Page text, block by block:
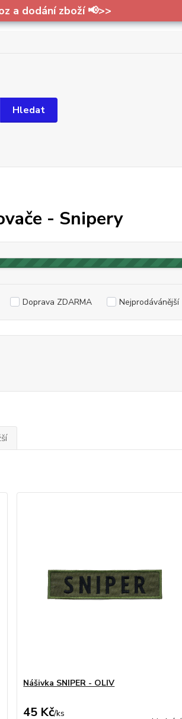
a dodání zboží 📢>>
Hledat
- Snipery
Doprava ZDARMA Nejprodávánější
Nášivka SNIPER - OLIV
45 Kč/ks